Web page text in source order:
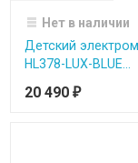
Нет в наличии
Детский
HL378-LUX-BLUE...
20 490 ₽